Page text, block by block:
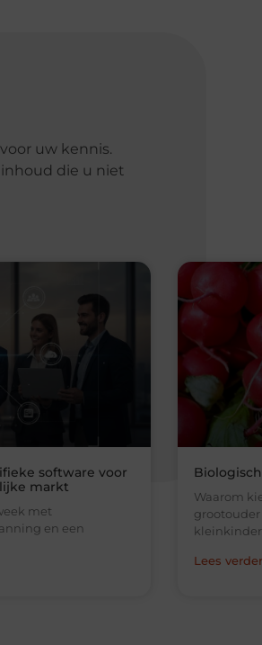
uw kennis.
die u niet
software voor
markt
met
en een
Waarom
Lees